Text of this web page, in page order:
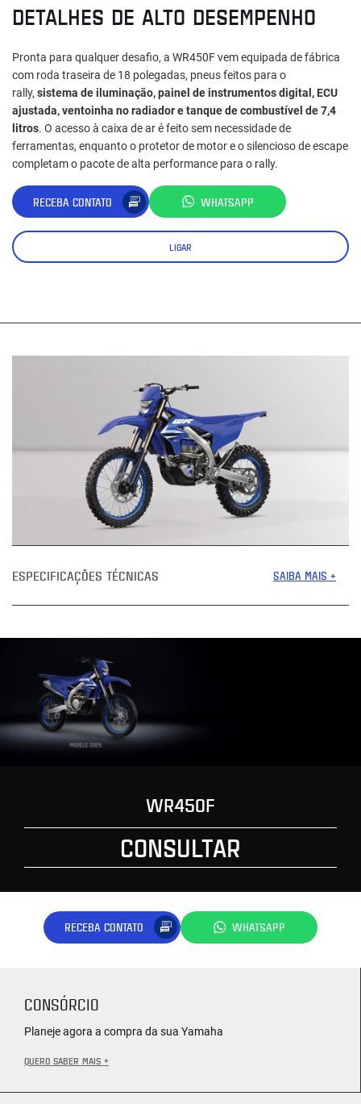
DETALHES DE ALTO DESEMPENHO
Pronta para qualquer desafio, a WR450F vem equipada de fábrica
com roda traseira de 18 polegadas, pneus feitos para o
rally, sistema de iluminação, painel de instrumentos digital, ECU
ajustada, ventoinha no radiador e tanque de combustível de 7,4
litros. O acesso à caixa de ar é feito sem necessidade de
ferramentas, enquanto o protetor de motor e o silencioso de escape
completam o pacote de alta performance para o rally.
RECEBA CONTATO WHATSAPP
LIGAR
ESPECIFICAÇÕES TÉCNICAS SAIBA MAIS +
WR450F
CONSULTAR
RECEBA CONTATO WHATSAPP
CONSÓRCIO
Planeje agora a compra da sua Yamaha
QUERO SABER MAIS +